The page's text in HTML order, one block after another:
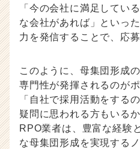
「今の会社に満足してい
な会社があれば」といっ
力を発信することで、応
このように、母集団形成
専門性が発揮されるのがポ
「自社で採用活動をする
疑問に思われる方もいる
RPO業者は、豊富な経験
な母集団形成を実現する